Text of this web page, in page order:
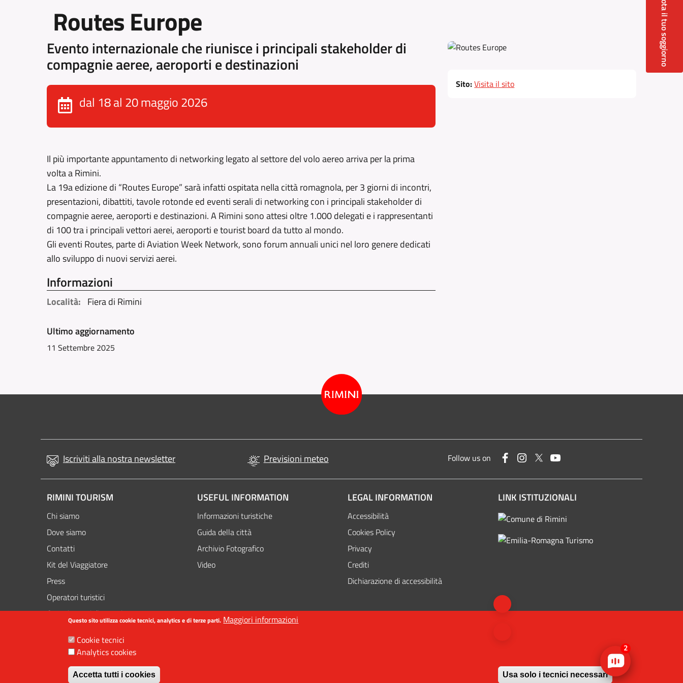
Prenota il tuo soggiorno
Routes Europe
Evento internazionale che riunisce i principali stakeholder di
compagnie aeree, aeroporti e destinazioni
dal 18 al 20 maggio 2026
Il più importante appuntamento di networking legato al settore del volo aereo arriva per la prima
volta a Rimini.
La 19a edizione di “Routes Europe” sarà infatti ospitata nella città romagnola, per 3 giorni di incontri,
presentazioni, dibattiti, tavole rotonde ed eventi serali di networking con i principali stakeholder di
compagnie aeree, aeroporti e destinazioni. A Rimini sono attesi oltre 1.000 delegati e i rappresentanti
di 100 tra i principali vettori aerei, aeroporti e tourist board da tutto al mondo.
Gli eventi Routes, parte di Aviation Week Network, sono forum annuali unici nel loro genere dedicati
allo sviluppo di nuovi servizi aerei.
Informazioni
Località: Fiera di Rimini
Sito:Visita il sito
Ultimo aggiornamento
11 Settembre 2025
Iscriviti alla nostra newsletter Previsioni meteo Follow us on FacebookInstagram
Twitter
RIMINI TOURISM
Chi siamo
Dove siamo
Contatti
Kit del Viaggiatore
Press
Operatori turistici
Organizzatori di eventi
USEFUL INFORMATION
Informazioni turistiche
Guida della città
Archivio Fotografico
Video
LEGAL INFORMATION
Accessibilità
Cookies Policy
Privacy
Crediti
Dichiarazione di accessibilità
LINK ISTITUZIONALI
©2016-2023 Assessorato al turismo / Comune di Rimini, Piazzale Fellini 3 47921 - Rimini - +39 0541 704587 / Ufficio Informazioni Turistiche (IAT) +39 0541 53399 / fax +39 0541 56598 / Statistiche web
Questo sito utilizza cookie tecnici, analytics e di terze parti. Maggiori informazioni
Cookie tecnici
Analytics cookies
Usa solo i tecnici necessari
Accetta tutti i cookies
2